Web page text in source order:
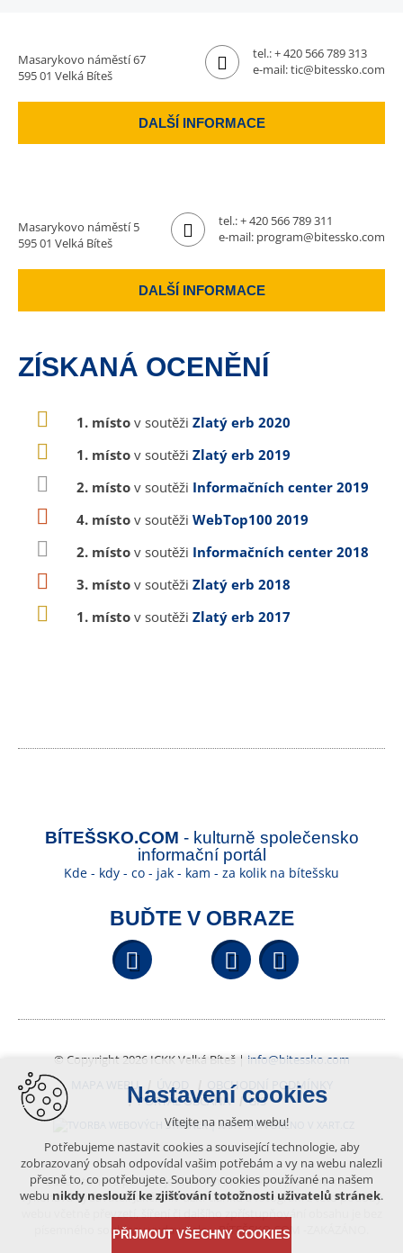
Masarykovo náměstí 67
595 01 Velká Bíteš
tel.:+ 420 566 789 313
e-mail:tic@bitessko.com
DALŠÍ INFORMACE
Masarykovo náměstí 5
595 01 Velká Bíteš
tel.:+ 420 566 789 311
e-mail: program@bitessko.com
DALŠÍ INFORMACE
ZÍSKANÁ OCENĚNÍ
1. místo v soutěži Zlatý erb 2020
1. místo v soutěži Zlatý erb 2019
2. místo v soutěži Informačních center 2019
4. místo v soutěži WebTop100 2019
2. místo v soutěži Informačních center 2018
3. místo v soutěži Zlatý erb 2018
1. místo v soutěži Zlatý erb 2017
BÍTEŠSKO.COM - kulturně společensko
informační portál
Kde - kdy - co - jak - kam - za kolik na bítešsku
BUĎTE V OBRAZE
Facebook YouTube
© Copyright 2026 ICKK Velká Bíteš | info@bitessko.com
MAPA WEBU
ÚVOD
OBCHODNÍ PODMÍNKY
PORTÁL OBČANA
GIS
VYTVOŘENO V XART.CZ
Obsah tohoto portálu je chráněn autorským právem, které
vykonává vydavatel. Jakékoliv užití článků a fotografií z této podoby
písemného souhlasu vydavatele – BÍTEŠSKO.COM -ZAKÁZÁNO.
Nastavení cookies
Vítejte na našem webu!
Potřebujeme nastavit cookies a související technologie, aby
zobrazovaný obsah odpovídal vašim potřebám a vy na webu nalezli
přesně to, co potřebujete. Soubory cookies používané na našem
webu nikdy neslouží ke zjišťování totožnosti uživatelů stránek.
PŘIJMOUT VŠECHNY COOKIES